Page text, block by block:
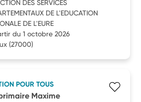
DES SERVICES
DE L'EDUCATION
DE L'EURE
du 1 octobre 2026
(27000)
POUR TOUS
Maxime